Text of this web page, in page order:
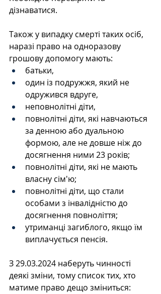
дізнаватися.
Також у випадку смерті таких осіб,
наразі право на одноразову
грошову допомогу мають:
батьки,
один із подружжя, який не
одружився вдруге,
неповнолітні діти,
повнолітні діти, які навчаються
за денною або дуальною
формою, але не довше ніж до
досягнення ними 23 років;
повнолітні діти, які не мають
власну сім'ю;
повнолітні діти, що стали
особами з інвалідністю до
досягнення повноліття;
утриманці загиблого, якщо їм
виплачується пенсія.
З 29.03.2024 наберуть чинності
деякі зміни, тому список тих, хто
матиме право дещо зміниться: